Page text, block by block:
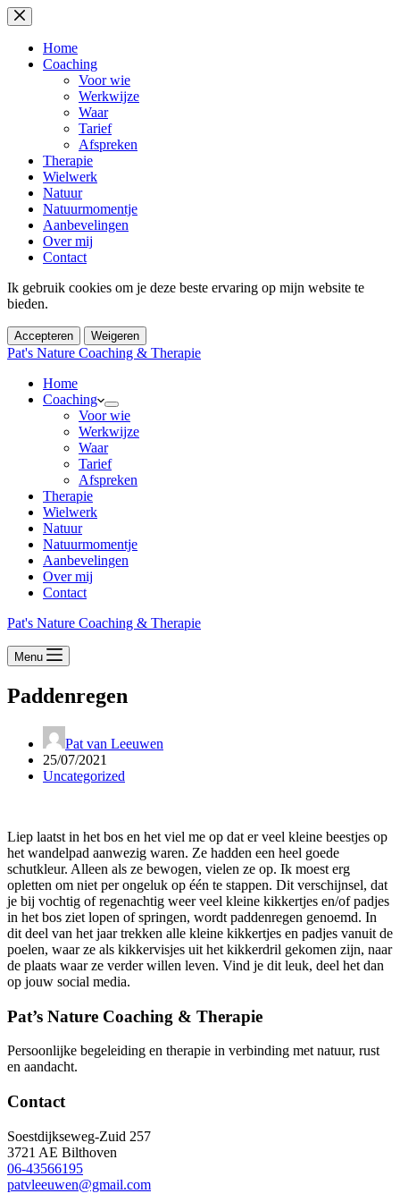
Ga
naar
inhoud
Home
Coaching
Voor wie
Werkwijze
Waar
Tarief
Afspreken
Therapie
Wielwerk
Natuur
Natuurmomentje
Aanbevelingen
Over mij
Contact
Ik gebruik cookies om je deze beste ervaring op mijn website te
bieden.
Accepteren Weigeren
Pat's Nature Coaching & Therapie
Home
Coaching
Voor wie
Werkwijze
Waar
Tarief
Afspreken
Therapie
Wielwerk
Natuur
Natuurmomentje
Aanbevelingen
Over mij
Contact
Pat's Nature Coaching & Therapie
Menu
Paddenregen
Pat van Leeuwen
25/07/2021
Uncategorized
Liep laatst in het bos en het viel me op dat er veel kleine beestjes op
het wandelpad aanwezig waren. Ze hadden een heel goede
schutkleur. Alleen als ze bewogen, vielen ze op. Ik moest erg
opletten om niet per ongeluk op één te stappen. Dit verschijnsel, dat
je bij vochtig of regenachtig weer veel kleine kikkertjes en/of padjes
in het bos ziet lopen of springen, wordt paddenregen genoemd. In
dit deel van het jaar trekken alle kleine kikkertjes en padjes vanuit de
poelen, waar ze als kikkervisjes uit het kikkerdril gekomen zijn, naar
de plaats waar ze verder willen leven. Vind je dit leuk, deel het dan
op jouw social media.
Pat’s Nature Coaching & Therapie
Persoonlijke begeleiding en therapie in verbinding met natuur, rust
en aandacht.
Contact
Soestdijkseweg-Zuid 257
3721 AE Bilthoven
06-43566195
patvleeuwen@gmail.com